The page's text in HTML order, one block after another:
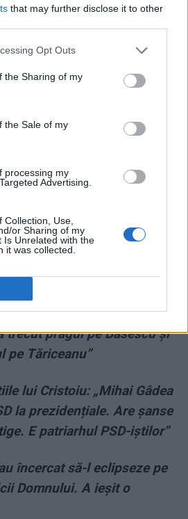
that may further disclose it to other
Opt Outs
the Sharing of my
the Sale of my
processing my
Advertising.
Use,
or Sharing of my
Is Unrelated with the
it was collected.
cu sondajele sale
al sociologiei: a
10-17%
„PSD ia cel puțin 40%,
sub 12%, ALDE peste 12%,
fac 5%”
Păgubite: PNL și USR-
moartă” de la PNL
dând vina pe Ludovic
l” pe Rareș Bogdan
cumplit pentru că
trecut pragul pe Băsescu și
pe Tăriceanu”
lui Cristoiu: „Mihai Gâdea
la prezidențiale. Are șanse
E patriarhul PSD-iștilor”
încercat să-l eclipseze pe
Domnului. A ieșit o